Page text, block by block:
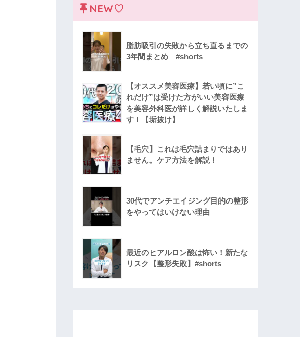
NEW♡
脂肪吸引の失敗から立ち直るまでの
3年間まとめ #shorts
【オススメ美容医療】若い頃に”こ
れだけ”は受けた方がいい美容医療
を美容外科医が詳しく解説いたしま
す！【垢抜け】
【毛穴】これは毛穴詰まりではあり
ません。ケア方法を解説！
30代でアンチエイジング目的の整形
をやってはいけない理由
最近のヒアルロン酸は怖い！新たな
リスク【整形失敗】#shorts